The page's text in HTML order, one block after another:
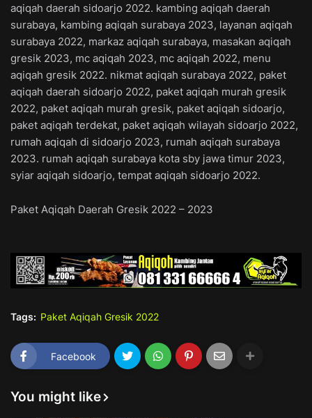
aqiqah daerah sidoarjo 2022. kambing aqiqah daerah
surabaya, kambing aqiqah surabaya 2023, layanan aqiqah
surabaya 2022, markaz aqiqah surabaya, masakan aqiqah
gresik 2023, mc aqiqah 2023, mc aqiqah 2022, menu
aqiqah gresik 2022. nikmat aqiqah surabaya 2022, paket
aqiqah daerah sidoarjo 2022, paket aqiqah murah gresik
2022, paket aqiqah murah gresik, paket aqiqah sidoarjo,
paket aqiqah terdekat, paket aqiqah wilayah sidoarjo 2022,
rumah aqiqah di sidoarjo 2023, rumah aqiqah surabaya
2023. rumah aqiqah surabaya kota sby jawa timur 2023,
syiar aqiqah sidoarjo, tempat aqiqah sidoarjo 2022.
Paket Aqiqah Daerah Gresik 2022 – 2023
Tags: Paket Aqiqah Gresik 2022
Facebook
You might like